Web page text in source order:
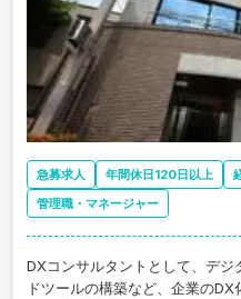
急募求人 年間休日120日以上
管理職・マネージャー
DXコンサルタントとして、デ
ドツールの構築など、企業の